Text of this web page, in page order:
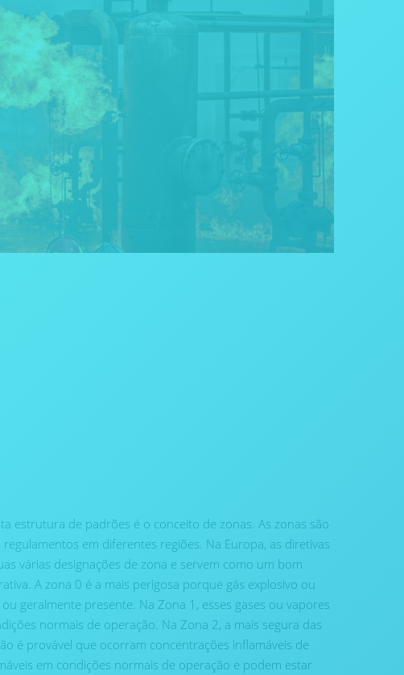
estrutura de padrões é o conceito de zonas. As zonas são
em diferentes regiões. Na Europa, as diretivas
várias designações de zona e servem como um bom
A zona 0 é a mais perigosa porque gás explosivo ou
geralmente presente. Na Zona 1, esses gases ou vapores
normais de operação. Na Zona 2, a mais segura das
é provável que ocorram concentrações inflamáveis ​​de
​​em condições normais de operação e podem estar